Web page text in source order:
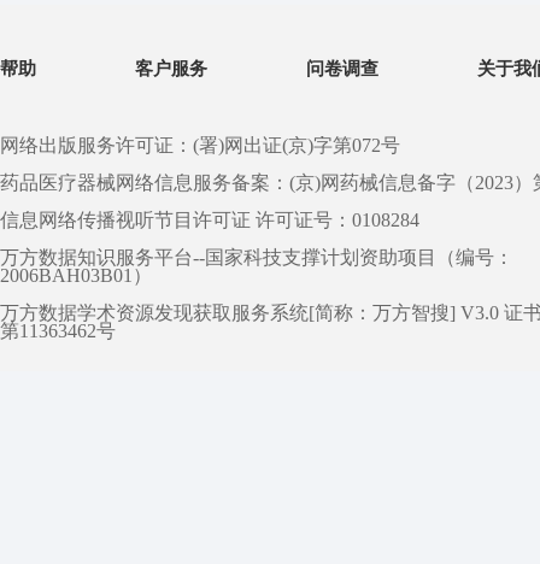
帮助 客户服务 问卷调查 关于我
网络出版服务许可证：(署)网出证(京)字第072号
药品医疗器械网络信息服务备案：(京)网药械信息备字（2023）
信息网络传播视听节目许可证 许可证号：0108284
万方数据知识服务平台--国家科技支撑计划资助项目（编号：
2006BAH03B01）
万方数据学术资源发现获取服务系统[简称：万方智搜] V3.0 证
第11363462号